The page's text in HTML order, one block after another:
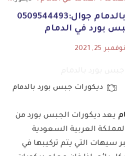
ديكورات جبس بورد بالدمام جوال:0509544493
بورد في الدمام
نوفمبر 25, 2021
ديكورات جبس بورد بالدمام
يعد ديكورات الجبس بورد من
العربية السعودية
سيهات التي يتم تركيبها في